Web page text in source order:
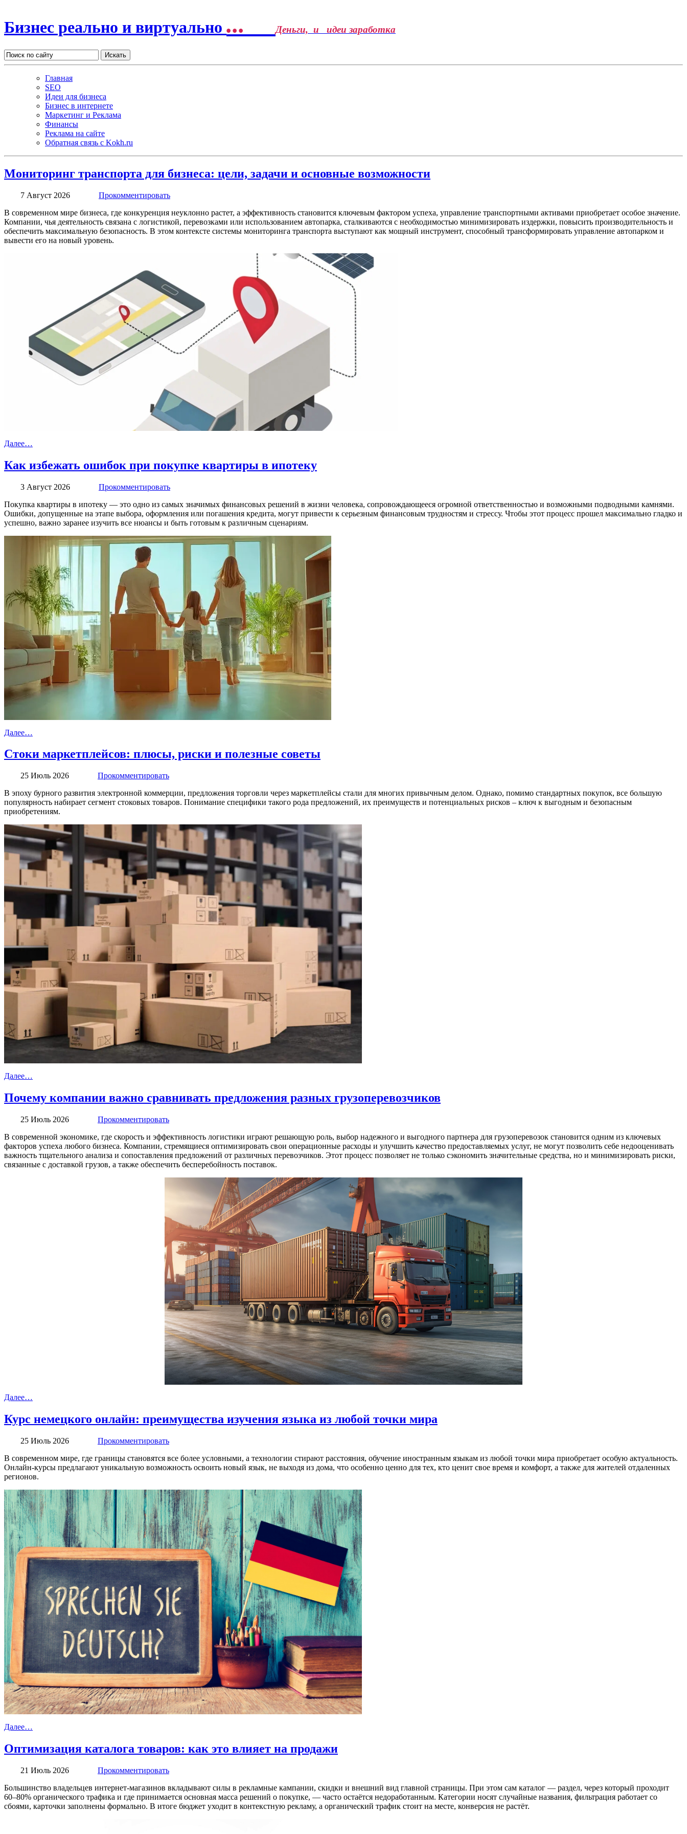
Бизнес реально и виртуально ...Деньги, и идеи заработка
Главная
SEO
Идеи для бизнеса
Бизнес в интернете
Маркетинг и Реклама
Финансы
Реклама на сайте
Обратная связь c Kokh.ru
Мониторинг транспорта для бизнеса: цели, задачи и основные возможности
7 Август 2026
Прокомментировать
В современном мире бизнеса, где конкуренция неуклонно растет, а эффективность становится ключевым фактором успеха, управление транспортными активами приобретает особое значение.
Компании, чья деятельность связана с логистикой, перевозками или использованием автопарка, сталкиваются с необходимостью минимизировать издержки, повысить производительность и
обеспечить максимальную безопасность. В этом контексте системы мониторинга транспорта выступают как мощный инструмент, способный трансформировать управление автопарком и
вывести его на новый уровень.
Далее…
Как избежать ошибок при покупке квартиры в ипотеку
3 Август 2026
Прокомментировать
Покупка квартиры в ипотеку — это одно из самых значимых финансовых решений в жизни человека, сопровождающееся огромной ответственностью и возможными подводными камнями.
Ошибки, допущенные на этапе выбора, оформления или погашения кредита, могут привести к серьезным финансовым трудностям и стрессу. Чтобы этот процесс прошел максимально гладко и
успешно, важно заранее изучить все нюансы и быть готовым к различным сценариям.
Далее…
Стоки маркетплейсов: плюсы, риски и полезные советы
25 Июль 2026
Прокомментировать
В эпоху бурного развития электронной коммерции, предложения торговли через маркетплейсы стали для многих привычным делом. Однако, помимо стандартных покупок, все большую
популярность набирает сегмент стоковых товаров. Понимание специфики такого рода предложений, их преимуществ и потенциальных рисков – ключ к выгодным и безопасным
приобретениям.
Далее…
Почему компании важно сравнивать предложения разных грузоперевозчиков
25 Июль 2026
Прокомментировать
В современной экономике, где скорость и эффективность логистики играют решающую роль, выбор надежного и выгодного партнера для грузоперевозок становится одним из ключевых
факторов успеха любого бизнеса. Компании, стремящиеся оптимизировать свои операционные расходы и улучшить качество предоставляемых услуг, не могут позволить себе недооценивать
важность тщательного анализа и сопоставления предложений от различных перевозчиков. Этот процесс позволяет не только сэкономить значительные средства, но и минимизировать риски,
связанные с доставкой грузов, а также обеспечить бесперебойность поставок.
Далее…
Курс немецкого онлайн: преимущества изучения языка из любой точки мира
25 Июль 2026
Прокомментировать
В современном мире, где границы становятся все более условными, а технологии стирают расстояния, обучение иностранным языкам из любой точки мира приобретает особую актуальность.
Онлайн-курсы предлагают уникальную возможность освоить новый язык, не выходя из дома, что особенно ценно для тех, кто ценит свое время и комфорт, а также для жителей отдаленных
регионов.
Далее…
Оптимизация каталога товаров: как это влияет на продажи
21 Июль 2026
Прокомментировать
Большинство владельцев интернет-магазинов вкладывают силы в рекламные кампании, скидки и внешний вид главной страницы. При этом сам каталог — раздел, через который проходит
60–80% органического трафика и где принимается основная масса решений о покупке, — часто остаётся недоработанным. Категории носят случайные названия, фильтрация работает со
сбоями, карточки заполнены формально. В итоге бюджет уходит в контекстную рекламу, а органический трафик стоит на месте, конверсия не растёт.